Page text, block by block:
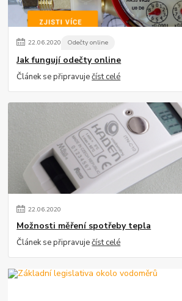
22.06.2020 Odečty online
Jak fungují odečty online
Článek se připravuječíst celé
22.06.2020
Možnosti měření spotřeby tepla
Článek se připravuječíst celé